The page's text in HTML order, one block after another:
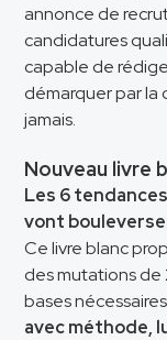
annonce de
candidatures
capable de
démarquer par la
jamais.
Nouveau livre
Les 6
vont
Ce livre blanc
des mutations
bases
avec méthode,